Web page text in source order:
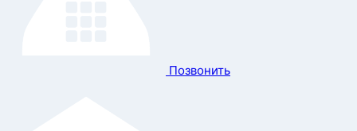
Позвонить